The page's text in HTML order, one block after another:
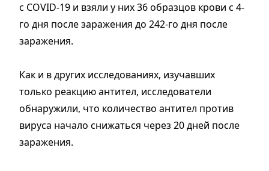
с COVID-19 и взяли у них 36 образцов крови с 4-
го дня после заражения до 242-го дня после
заражения.
Как и в других исследованиях, изучавших
только реакцию антител, исследователи
обнаружили, что количество антител против
вируса начало снижаться через 20 дней после
заражения.